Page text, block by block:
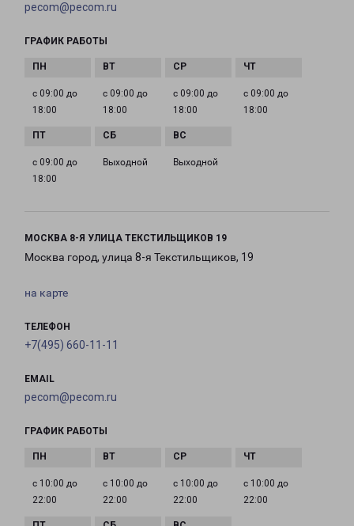
pecom@pecom.ru
ГРАФИК РАБОТЫ
с 09:00 до
18:00
с 09:00 до
18:00
с 09:00 до
18:00
с 09:00 до
18:00
с 09:00 до
18:00
Выходной Выходной
МОСКВА 8-Я УЛИЦА ТЕКСТИЛЬЩИКОВ 19
Москва город, улица 8-я Текстильщиков, 19
на карте
ТЕЛЕФОН
+7(495) 660-11-11
EMAIL
pecom@pecom.ru
ГРАФИК РАБОТЫ
с 10:00 до
22:00
с 10:00 до
22:00
с 10:00 до
22:00
с 10:00 до
22:00